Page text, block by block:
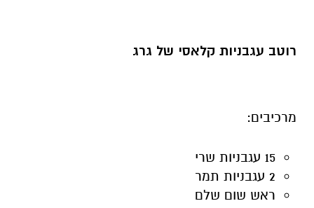
רוטב עגבניות קלאסי של גרג
מרכיבים:
15 עגבניות שרי
2 עגבניות תמר
ראש שום שלם